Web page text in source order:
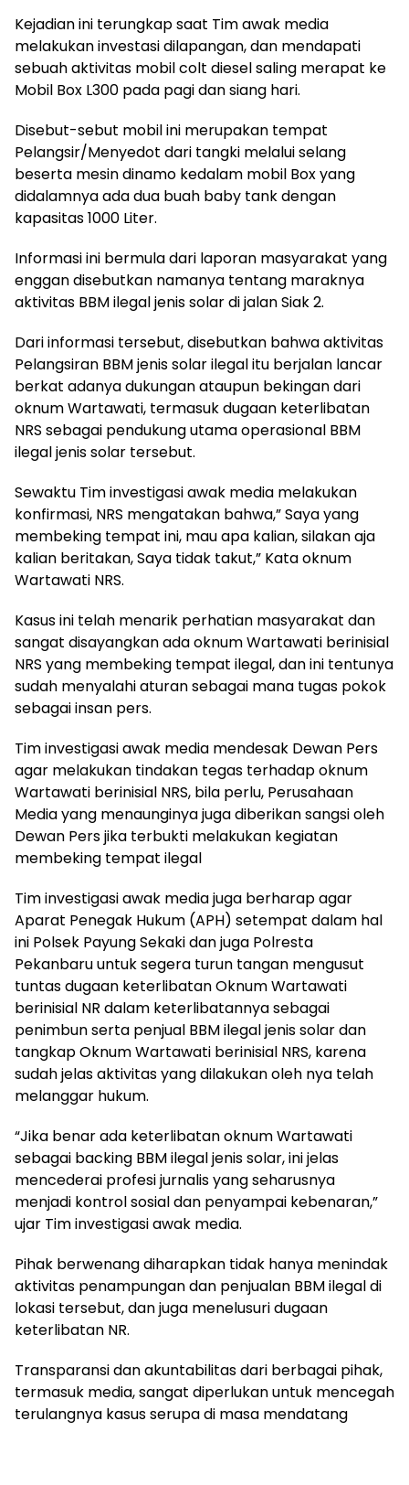
Kejadian ini terungkap saat Tim awak media
melakukan investasi dilapangan, dan mendapati
sebuah aktivitas mobil colt diesel saling merapat ke
Mobil Box L300 pada pagi dan siang hari.
Disebut-sebut mobil ini merupakan tempat
Pelangsir/Menyedot dari tangki melalui selang
beserta mesin dinamo kedalam mobil Box yang
didalamnya ada dua buah baby tank dengan
kapasitas 1000 Liter.
Informasi ini bermula dari laporan masyarakat yang
enggan disebutkan namanya tentang maraknya
aktivitas BBM ilegal jenis solar di jalan Siak 2.
Dari informasi tersebut, disebutkan bahwa aktivitas
Pelangsiran BBM jenis solar ilegal itu berjalan lancar
berkat adanya dukungan ataupun bekingan dari
oknum Wartawati, termasuk dugaan keterlibatan
NRS sebagai pendukung utama operasional BBM
ilegal jenis solar tersebut.
Sewaktu Tim investigasi awak media melakukan
konfirmasi, NRS mengatakan bahwa,” Saya yang
membeking tempat ini, mau apa kalian, silakan aja
kalian beritakan, Saya tidak takut,” Kata oknum
Wartawati NRS.
Kasus ini telah menarik perhatian masyarakat dan
sangat disayangkan ada oknum Wartawati berinisial
NRS yang membeking tempat ilegal, dan ini tentunya
sudah menyalahi aturan sebagai mana tugas pokok
sebagai insan pers.
Tim investigasi awak media mendesak Dewan Pers
agar melakukan tindakan tegas terhadap oknum
Wartawati berinisial NRS, bila perlu, Perusahaan
Media yang menaunginya juga diberikan sangsi oleh
Dewan Pers jika terbukti melakukan kegiatan
membeking tempat ilegal
Tim investigasi awak media juga berharap agar
Aparat Penegak Hukum (APH) setempat dalam hal
ini Polsek Payung Sekaki dan juga Polresta
Pekanbaru untuk segera turun tangan mengusut
tuntas dugaan keterlibatan Oknum Wartawati
berinisial NR dalam keterlibatannya sebagai
penimbun serta penjual BBM ilegal jenis solar dan
tangkap Oknum Wartawati berinisial NRS, karena
sudah jelas aktivitas yang dilakukan oleh nya telah
melanggar hukum.
“Jika benar ada keterlibatan oknum Wartawati
sebagai backing BBM ilegal jenis solar, ini jelas
mencederai profesi jurnalis yang seharusnya
menjadi kontrol sosial dan penyampai kebenaran,”
ujar Tim investigasi awak media.
Pihak berwenang diharapkan tidak hanya menindak
aktivitas penampungan dan penjualan BBM ilegal di
lokasi tersebut, dan juga menelusuri dugaan
keterlibatan NR.
Transparansi dan akuntabilitas dari berbagai pihak,
termasuk media, sangat diperlukan untuk mencegah
terulangnya kasus serupa di masa mendatang